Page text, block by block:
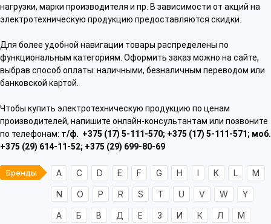
нагрузки, марки производителя и пр. В зависимости от акций на
электротехническую продукцию предоставляются скидки.
Для более удобной навигации товары распределены по
функциональным категориям. Оформить заказ можно на сайте,
выбрав способ оплаты: наличными, безналичным переводом или
банковской картой.
Чтобы купить электротехническую продукцию по ценам
производителей, напишите онлайн-консультантам или позвоните
по телефонам: т/ф. +375 (17) 5-111-570; +375 (17) 5-111-571; моб.
+375 (29) 614-11-52; +375 (29) 699-80-69
Бренды A C D E F G H I K L M
N O P R S T U V W Y
А Б В Д Е З И К Л М